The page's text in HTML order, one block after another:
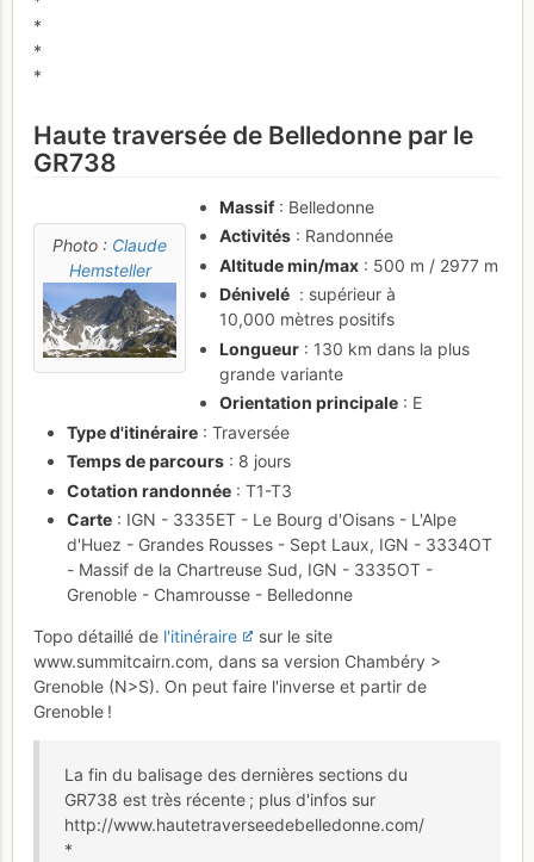
*
*
*
Haute traversée de Belledonne par le
GR738
Photo : Claude
Hemsteller
Massif: Belledonne
Activités : Randonnée
Altitude min/max : 500 m / 2977 m
Dénivelé : supérieur à
10,000 mètres positifs
Longueur : 130 km dans la plus
grande variante
Orientation principale : E
Type d'itinéraire : Traversée
Temps de parcours : 8 jours
Cotation randonnée : T1-T3
Carte : IGN - 3335ET - Le Bourg d'Oisans - L'Alpe
d'Huez - Grandes Rousses - Sept Laux, IGN - 3334OT
- Massif de la Chartreuse Sud, IGN - 3335OT -
Grenoble - Chamrousse - Belledonne
Topo détaillé de l'itinéraire
sur le site
www.summitcairn.com, dans sa version Chambéry >
Grenoble (N>S). On peut faire l'inverse et partir de
Grenoble !
La fin du balisage des dernières sections du
GR738 est très récente ; plus d'infos sur
http://www.hautetraverseedebelledonne.com/
*